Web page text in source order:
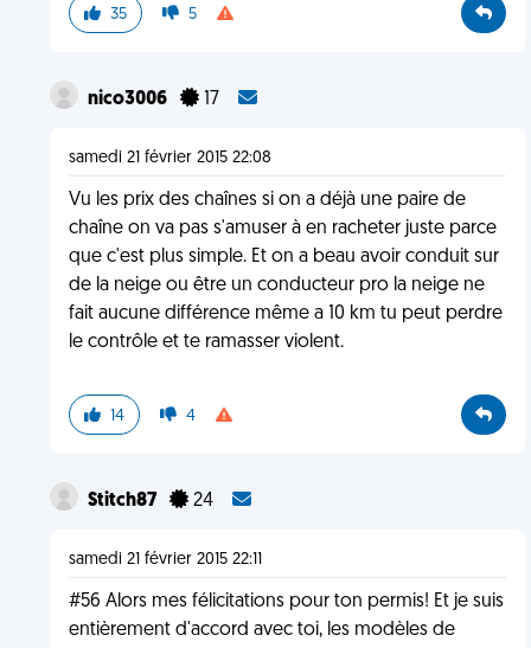
35 5
nico3006 17
samedi 21 février 2015 22:08
Vu les prix des chaînes si on a déjà une paire de
chaîne on va pas s'amuser à en racheter juste parce
que c'est plus simple. Et on a beau avoir conduit sur
de la neige ou être un conducteur pro la neige ne
fait aucune différence même a 10 km tu peut perdre
le contrôle et te ramasser violent.
14 4
Stitch87 24
samedi 21 février 2015 22:11
#56 Alors mes félicitations pour ton permis! Et je suis
entièrement d'accord avec toi, les modèles de